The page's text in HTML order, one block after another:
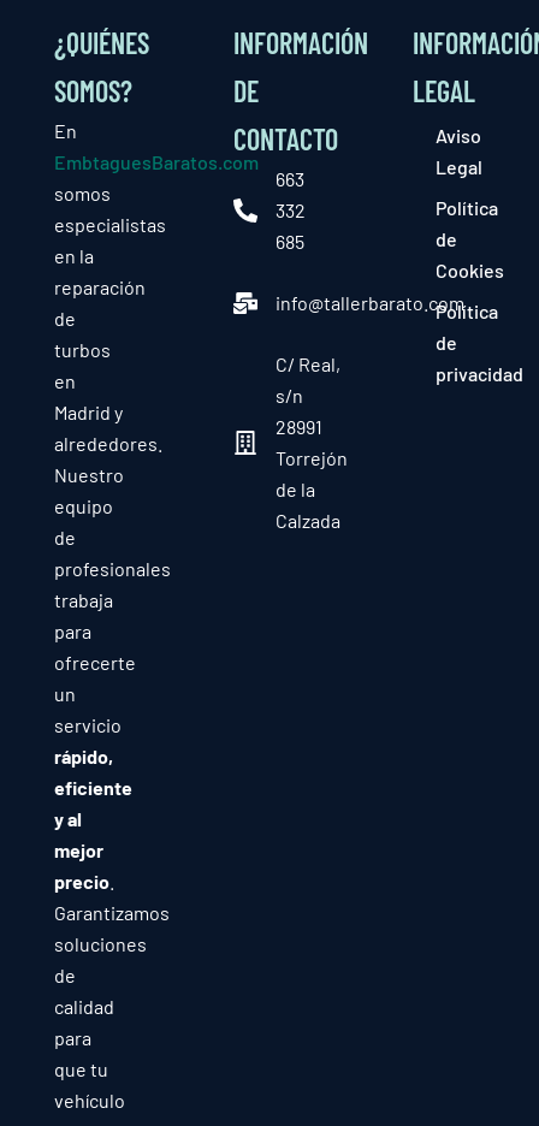
¿QUIÉNES
SOMOS?
En
EmbtaguesBaratos.com
somos
especialistas
en la
reparación
de
turbos
en
Madrid y
alrededores.
Nuestro
equipo
de
profesionales
trabaja
para
ofrecerte
un
servicio
rápido,
eficiente
y al
mejor
precio.
Garantizamos
soluciones
de
calidad
para
que tu
vehículo
INFORMACIÓN
DE
CONTACTO
663
332
685
info@tallerbarato.com
C/ Real,
s/n
28991
Torrejón
de la
Calzada
LEGAL
Aviso
Legal
Política
de
Cookies
Política
de
privacidad